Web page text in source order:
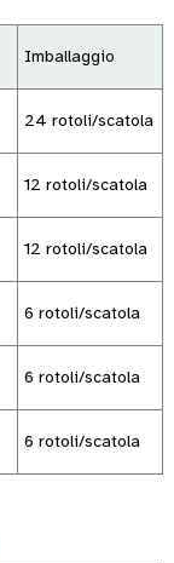
Imballaggio
24 rotoli/scatola
12 rotoli/scatola
12 rotoli/scatola
6 rotoli/scatola
6 rotoli/scatola
6 rotoli/scatola